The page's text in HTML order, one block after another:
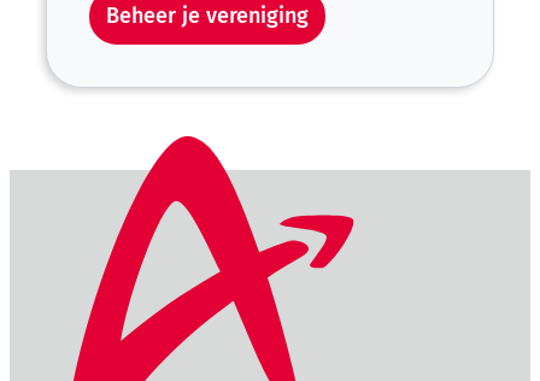
Beheer je vereniging